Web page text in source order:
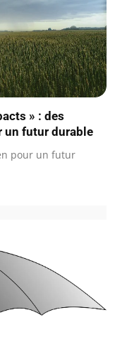
» : des
un futur durable
pour un futur